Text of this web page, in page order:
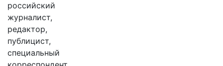
российский
журналист,
редактор,
публицист,
специальный